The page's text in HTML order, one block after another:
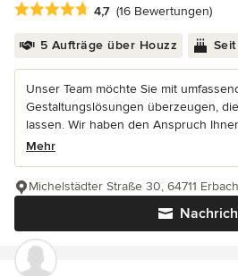
Durchschnittliche Bewertung: 4.7
4,7 (16 Bewertungen)
5 Aufträge über Houzz
Unser Team möchte Sie mit
Gestaltungslösungen überzeugen,
lassen. Wir haben den Anspruch
Mehr
Michelstädter Straße 30, 64711 Erbach